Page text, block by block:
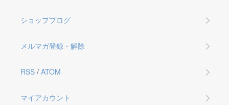
ショップブログ
メルマガ登録・解除
RSS / ATOM
マイアカウント